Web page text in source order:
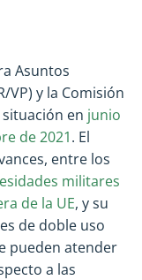
Asuntos
VP) y la Comisión
en junio
de 2021. El
entre los
militares
de la UE, y su
de doble uso
pueden atender
a las